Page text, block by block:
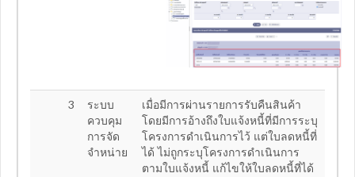
3
ระบบ
ควบคุม
การจัด
จำหน่าย
เมื่อมีการผ่านรายการรับคืนสินค้า
โดยมีการอ้างถึงใบแจ้งหนี้ที่มีการระบุ
โครงการดำเนินการไว้ แต่ใบลดหนี้ที่
ได้ ไม่ถูกระบุโครงการดำเนินการ
ตามใบแจ้งหนี้ แก้ไขให้ใบลดหนี้ที่ได้